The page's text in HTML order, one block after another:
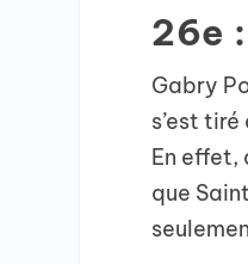
26e
Gabry
s’est
En effet,
que